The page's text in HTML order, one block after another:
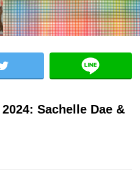
Sachelle Dae &